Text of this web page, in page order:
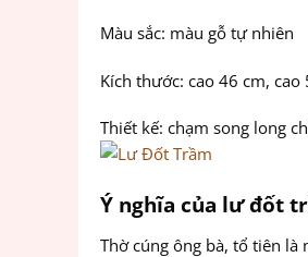
Màu sắc: màu gỗ tự nhiên
Kích thước: cao 46 cm, cao
Thiết kế: chạm song long
Ý nghĩa của lư đốt
Thờ cúng ông bà, tổ tiên